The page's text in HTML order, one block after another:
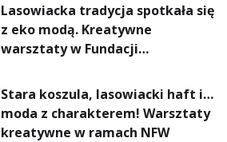
Lasowiacka tradycja spotkała się
z eko modą. Kreatywne
warsztaty w Fundacji
Stara koszula, lasowiacki haft i…
moda z charakterem! Warsztaty
kreatywne w ramach NFW